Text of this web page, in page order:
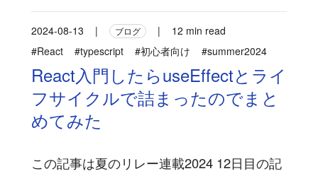
2024-08-13 | ブログ |
12 min read
#React
#typescript #初心者向け #summer2024
React入門したらuseEffectとライ
フサイクルで詰まったのでまと
めてみた
この記事は夏のリレー連載2024 12日目の記